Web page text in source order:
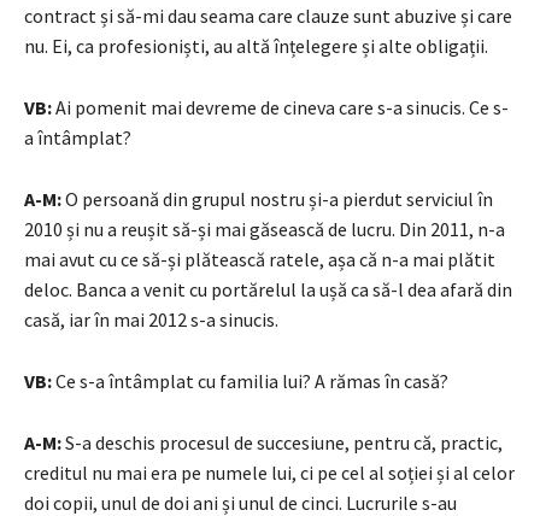
contract și să-mi dau seama care clauze sunt abuzive și care
nu. Ei, ca profesioniști, au altă înțelegere și alte obligații.
VB:Ai pomenit mai devreme de cineva care s-a sinucis. Ce s-
a întâmplat?
A-M:O persoană din grupul nostru și-a pierdut serviciul în
2010 și nu a reușit să-și mai găsească de lucru. Din 2011, n-a
mai avut cu ce să-și plătească ratele, așa că n-a mai plătit
deloc. Banca a venit cu portărelul la ușă ca să-l dea afară din
casă, iar în mai 2012 s-a sinucis.
VB:Ce s-a întâmplat cu familia lui? A rămas în casă?
A-M:S-a deschis procesul de succesiune, pentru că, practic,
creditul nu mai era pe numele lui, ci pe cel al soției și al celor
doi copii, unul de doi ani și unul de cinci. Lucrurile s-au